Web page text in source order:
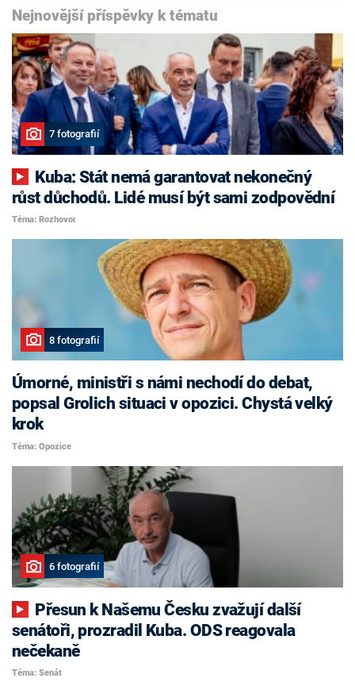
Nejnovější příspěvky k tématu
7 fotografií
růst důchodů. Lidé musí být sami zodpovědní
Téma: Rozhovor
8 fotografií
Úmorné, ministři s námi nechodí do debat,
popsal Grolich situaci v opozici. Chystá velký
krok
Téma: Opozice
6 fotografií
senátoři, prozradil Kuba. ODS reagovala
nečekaně
Téma: Senát